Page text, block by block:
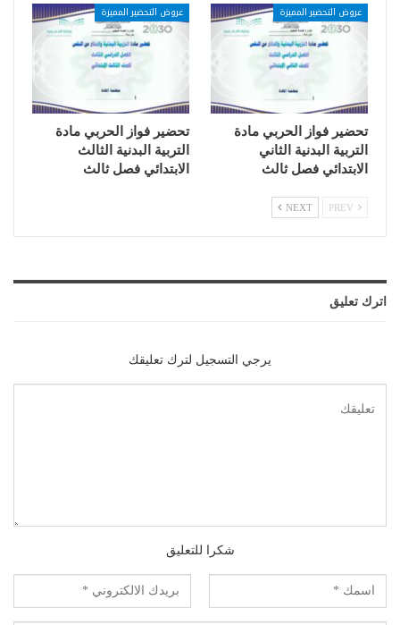
عروض التحضير المميزة
تحضير فواز الحربي مادة
التربية البدنية الثاني
الابتدائي فصل ثالث
عروض التحضير المميزة
تحضير فواز الحربي مادة
التربية البدنية الثالث
الابتدائي فصل ثالث
NEXT
اترك تعليق
يرجي التسجيل لترك تعليقك
شكرا للتعليق